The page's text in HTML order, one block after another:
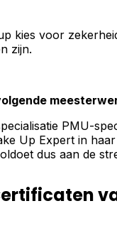
kies voor
zijn.
PMU-
Up Expert in
dus aan de